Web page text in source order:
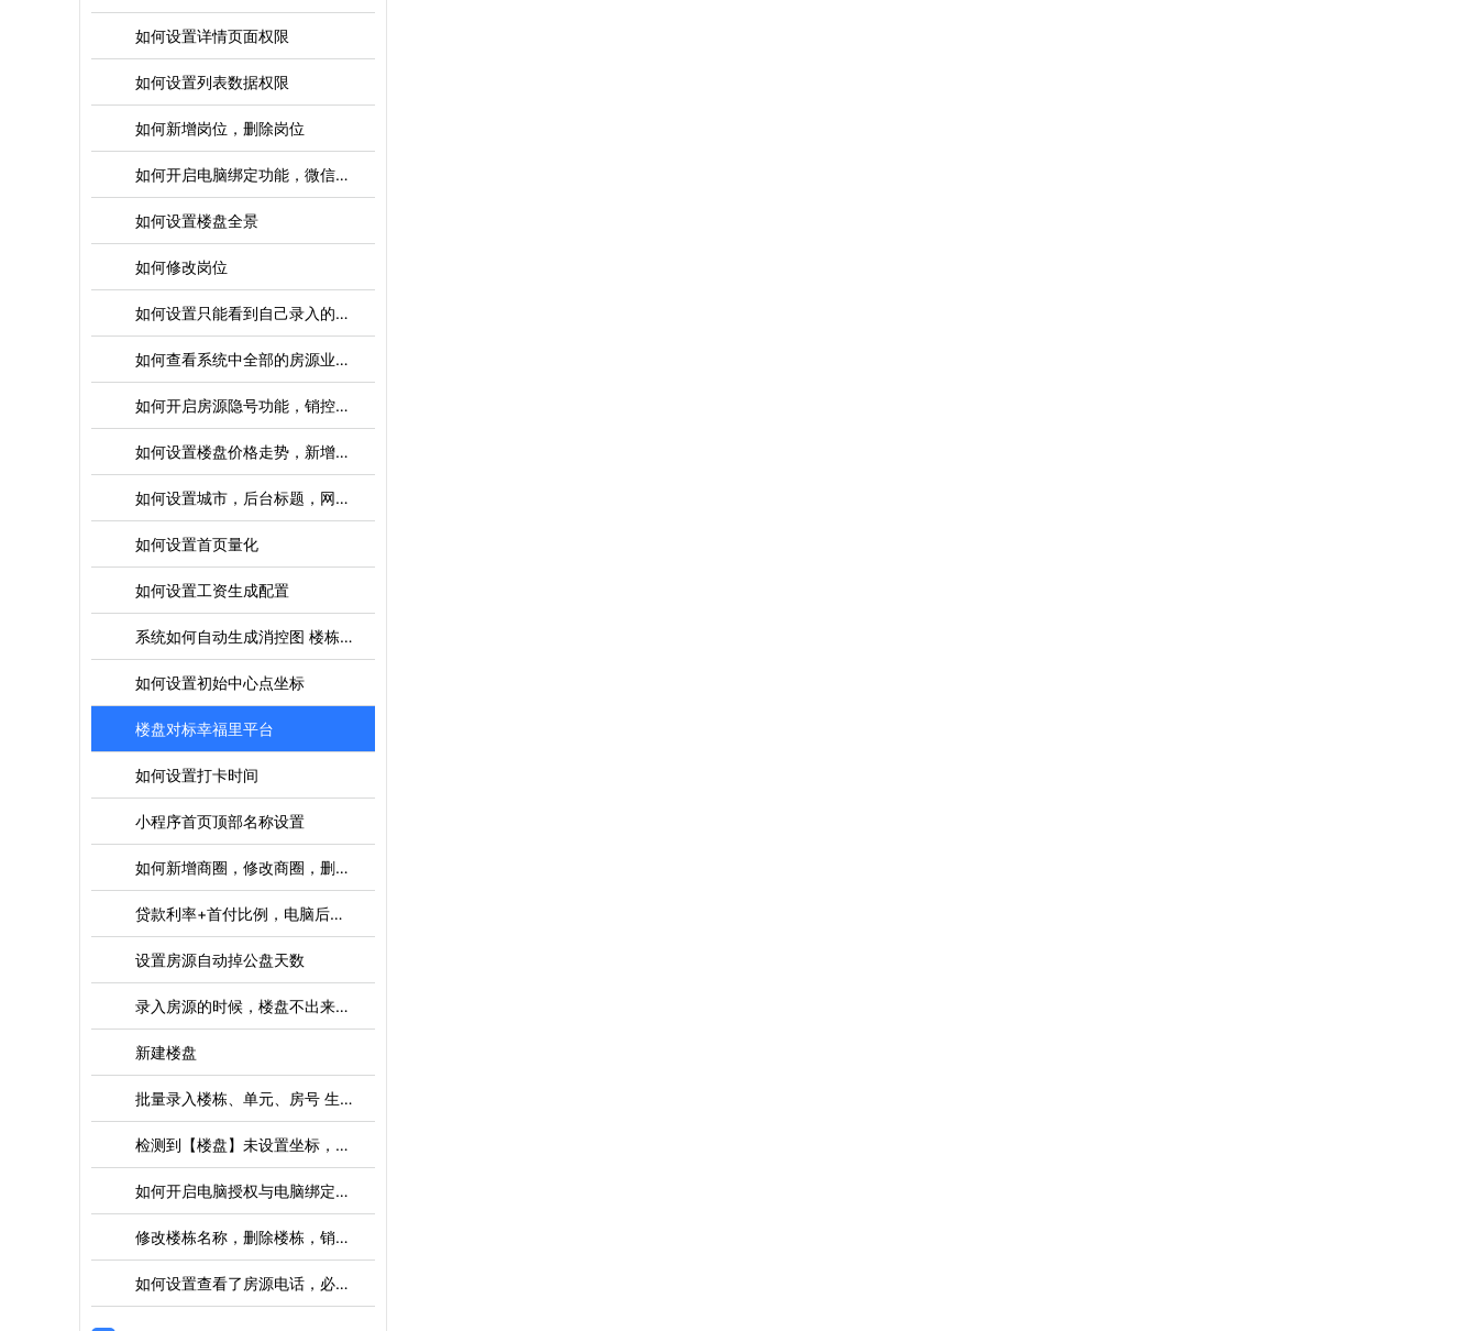
如何设置详情页面权限
如何设置列表数据权限
如何新增岗位，删除岗位
如何开启电脑绑定功能，微信绑定，APP绑定，电脑锁盘时间设置
如何设置楼盘全景
如何修改岗位
如何设置只能看到自己录入的房源，其他人录入的加密
如何查看系统中全部的房源业主电话
如何开启房源隐号功能，销控关联，自动转公盘设置
如何设置楼盘价格走势，新增，修改 删除
如何设置城市，后台标题，网站域名，贷款利率，初始的地图中心点
如何设置首页量化
如何设置工资生成配置
系统如何自动生成消控图 楼栋 单元 房号关联生成
如何设置初始中心点坐标
楼盘对标幸福里平台
如何设置打卡时间
小程序首页顶部名称设置
如何新增商圈，修改商圈，删除商圈
贷款利率+首付比例，电脑后台设置调整
设置房源自动掉公盘天数
录入房源的时候，楼盘不出来如何解决
新建楼盘
批量录入楼栋、单元、房号 生成
检测到【楼盘】未设置坐标，请先设置
如何开启电脑授权与电脑绑定使用
修改楼栋名称，删除楼栋，销控图
如何设置查看了房源电话，必须填写跟进